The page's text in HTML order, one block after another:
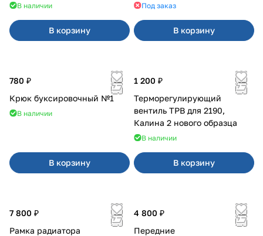
В наличии
В корзину
Под заказ
В корзину
780 ₽
Крюк буксировочный №1
В наличии
В корзину
1 200 ₽
Терморегулирующий
вентиль ТРВ для 2190,
Калина 2 нового образца
В наличии
В корзину
7 800 ₽
Рамка радиатора
4 800 ₽
Передние